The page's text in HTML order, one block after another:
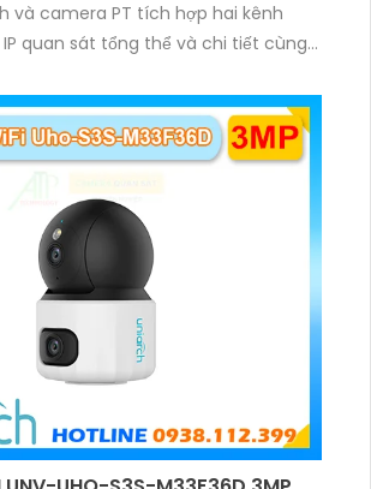
và camera PT tích hợp hai kênh
quan sát tổng thể và chi tiết cùng
hồng ngoại và đèn ấm cho hình
nhiều điều kiện khác nhau trong